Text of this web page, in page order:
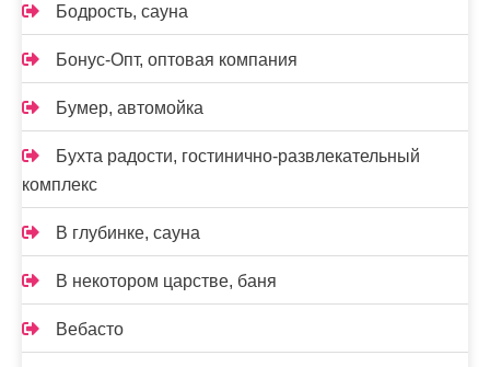
Бодрость, сауна
Бонус-Опт, оптовая компания
Бумер, автомойка
Бухта радости, гостинично-развлекательный
комплекс
В глубинке, сауна
В некотором царстве, баня
Вебасто